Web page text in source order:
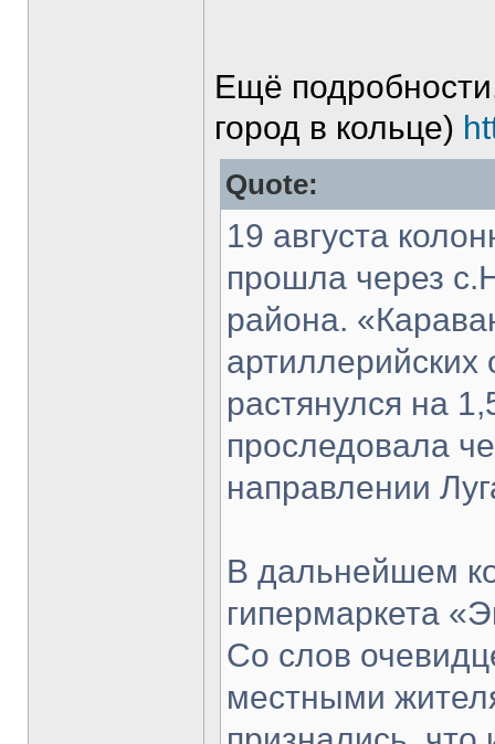
Ещё
город в кольце)
Quote:
19 августа
прошла через
района.
растянулся на
проследовала
направлении
В дальнейшем
гипермаркета
Со слов
местными